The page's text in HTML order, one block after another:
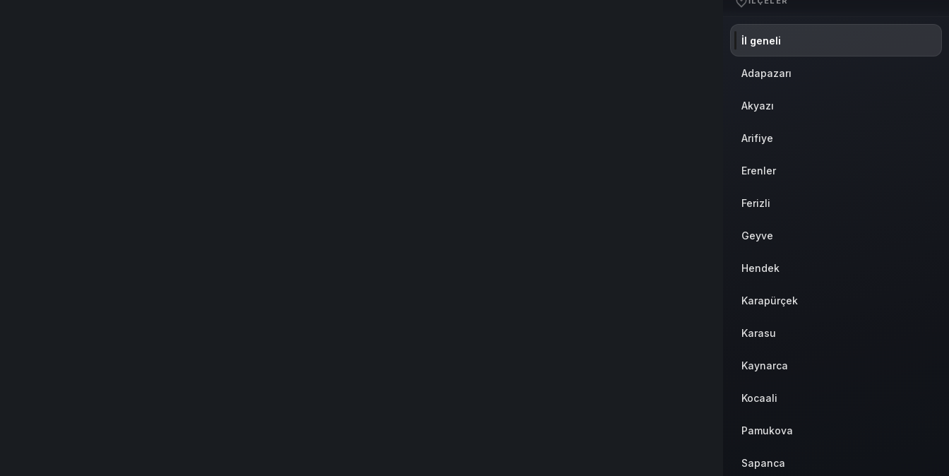
Sistem modunu seçin.
İl geneli
Adapazarı
Akyazı
Arifiye
Erenler
Ferizli
Geyve
Hendek
Karapürçek
Karasu
Kaynarca
Kocaali
Pamukova
Sapanca